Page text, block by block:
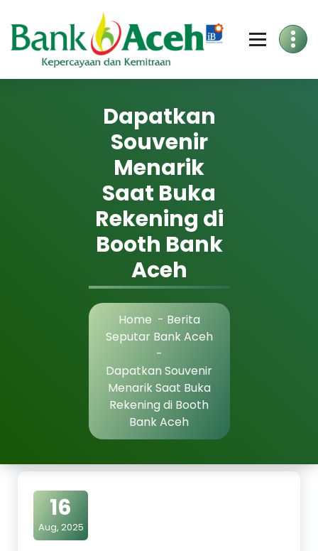
Dapatkan
Souvenir
Menarik
Saat Buka
Rekening di
Booth Bank
Aceh
Home - Berita
Seputar Bank Aceh
-
Dapatkan Souvenir
Menarik Saat Buka
Rekening di Booth
Bank Aceh
16
Aug, 2025